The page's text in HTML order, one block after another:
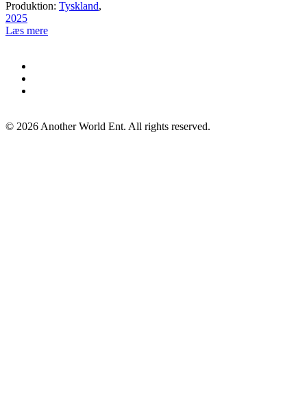
Produktion: Tyskland,
2025
Læs mere
© 2026 Another World Ent. All rights reserved.